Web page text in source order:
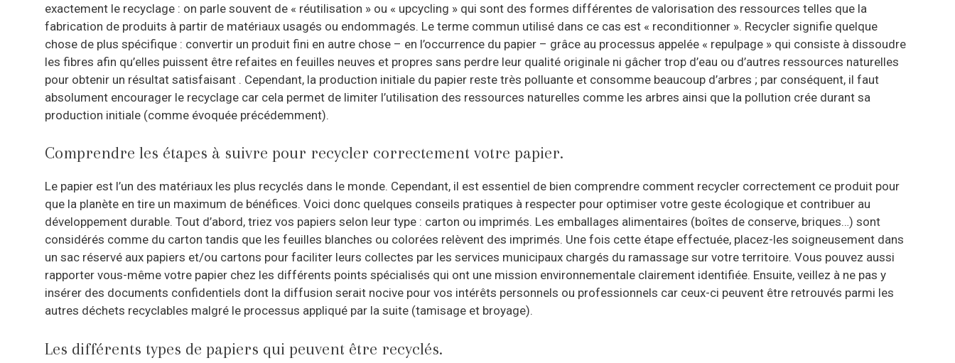
exactement le recyclage : on parle souvent de « réutilisation » ou « upcycling » qui sont des formes différentes de valorisation des ressources telles que la
fabrication de produits à partir de matériaux usagés ou endommagés. Le terme commun utilisé dans ce cas est « reconditionner ». Recycler signifie quelque
chose de plus spécifique : convertir un produit fini en autre chose – en l’occurrence du papier – grâce au processus appelée « repulpage » qui consiste à dissoudre
les fibres afin qu’elles puissent être refaites en feuilles neuves et propres sans perdre leur qualité originale ni gâcher trop d’eau ou d’autres ressources naturelles
pour obtenir un résultat satisfaisant . Cependant, la production initiale du papier reste très polluante et consomme beaucoup d’arbres ; par conséquent, il faut
absolument encourager le recyclage car cela permet de limiter l’utilisation des ressources naturelles comme les arbres ainsi que la pollution crée durant sa
production initiale (comme évoquée précédemment).
Comprendre les étapes à suivre pour recycler correctement votre papier.
Le papier est l’un des matériaux les plus recyclés dans le monde. Cependant, il est essentiel de bien comprendre comment recycler correctement ce produit pour
que la planète en tire un maximum de bénéfices. Voici donc quelques conseils pratiques à respecter pour optimiser votre geste écologique et contribuer au
développement durable. Tout d’abord, triez vos papiers selon leur type : carton ou imprimés. Les emballages alimentaires (boîtes de conserve, briques…) sont
considérés comme du carton tandis que les feuilles blanches ou colorées relèvent des imprimés. Une fois cette étape effectuée, placez-les soigneusement dans
un sac réservé aux papiers et/ou cartons pour faciliter leurs collectes par les services municipaux chargés du ramassage sur votre territoire. Vous pouvez aussi
rapporter vous-même votre papier chez les différents points spécialisés qui ont une mission environnementale clairement identifiée. Ensuite, veillez à ne pas y
insérer des documents confidentiels dont la diffusion serait nocive pour vos intérêts personnels ou professionnels car ceux-ci peuvent être retrouvés parmi les
autres déchets recyclables malgré le processus appliqué par la suite (tamisage et broyage).
Les différents types de papiers qui peuvent être recyclés.